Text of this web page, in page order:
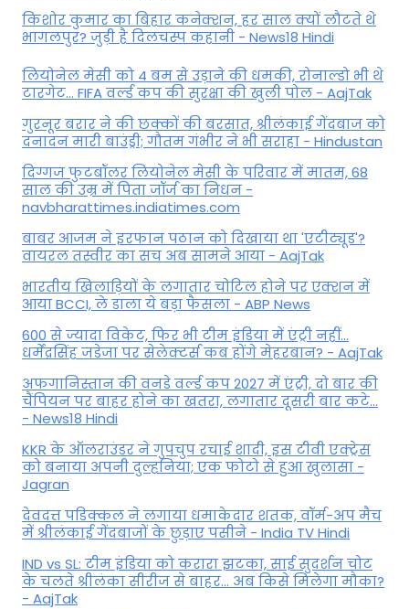
किशोर कुमार का बिहार कनेक्शन, हर साल क्यों लौटते थे
भागलपुर? जुड़ी है दिलचस्प कहानी - News18 Hindi
ल‍ियोनेल मेसी को 4 बम से उड़ाने की धमकी, रोनाल्डो भी थे
टारगेट... FIFA वर्ल्ड कप की सुरक्षा की खुली पोल - AajTak
गुरनूर बरार ने की छक्कों की बरसात, श्रीलंकाई गेंदबाज को
दनादन मारी बाउंड्री; गौतम गंभीर ने भी सराहा - Hindustan
दिग्गज फुटबॉलर लियोनेल मेसी के परिवार में मातम, 68
साल की उम्र में पिता जॉर्ज का निधन -
navbharattimes.indiatimes.com
बाबर आजम ने इरफान पठान को दिखाया था 'एटीट्यूड'?
वायरल तस्वीर का सच अब सामने आया - AajTak
भारतीय खिलाड़ियों के लगातार चोटिल होने पर एक्शन में
आया BCCI, ले डाला ये बड़ा फैसला - ABP News
600 से ज्यादा विकेट, फिर भी टीम इंडिया में एंट्री नहीं...
धर्मेंद्रसिंह जडेजा पर सेलेक्टर्स कब होंगे मेहरबान? - AajTak
अफगानिस्तान की वनडे वर्ल्ड कप 2027 में एंट्री, दो बार की
चैंपियन पर बाहर होने का खतरा, लगातार दूसरी बार कटे...
- News18 Hindi
KKR के ऑलराउंडर ने गुपचुप रचाई शादी, इस टीवी एक्ट्रेस
को बनाया अपनी दुल्हनिया; एक फोटो से हुआ खुलासा -
Jagran
देवदत्त पडिक्कल ने लगाया धमाकेदार शतक, वॉर्म-अप मैच
में श्रीलंकाई गेंदबाजों के छुड़ाए पसीने - India TV Hindi
IND vs SL: टीम इंड‍िया को करारा झटका, साई सुदर्शन चोट
के चलते श्रीलंका सीरीज से बाहर... अब किसे म‍िलेगा मौका?
- AajTak